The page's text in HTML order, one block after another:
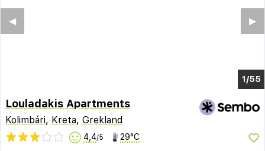
1/48
▶︎
◀︎
Louladakis Apartments
Kolimbári, Kreta, Grekland
4,4/5 29°C